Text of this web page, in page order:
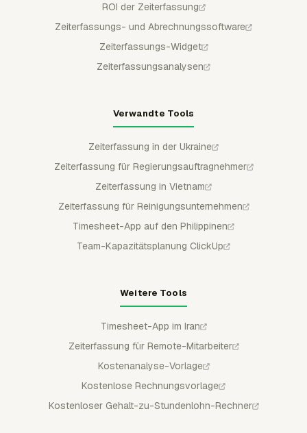
ROI der Zeiterfassung
Zeiterfassungs- und Abrechnungssoftware
Zeiterfassungs-Widget
Zeiterfassungsanalysen
Verwandte Tools
Zeiterfassung in der Ukraine
Zeiterfassung für Regierungsauftragnehmer
Zeiterfassung in Vietnam
Zeiterfassung für Reinigungsunternehmen
Timesheet-App auf den Philippinen
Team-Kapazitätsplanung ClickUp
Weitere Tools
Timesheet-App im Iran
Zeiterfassung für Remote-Mitarbeiter
Kostenanalyse-Vorlage
Kostenlose Rechnungsvorlage
Kostenloser Gehalt-zu-Stundenlohn-Rechner